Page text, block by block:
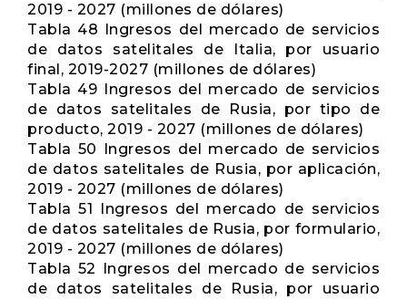
2019 - 2027 (millones de dólares)
Tabla 48 Ingresos del mercado de servicios
de datos satelitales de Italia, por usuario
final, 2019-2027 (millones de dólares)
Tabla 49 Ingresos del mercado de servicios
de datos satelitales de Rusia, por tipo de
producto, 2019 - 2027 (millones de dólares)
Tabla 50 Ingresos del mercado de servicios
de datos satelitales de Rusia, por aplicación,
2019 - 2027 (millones de dólares)
Tabla 51 Ingresos del mercado de servicios
de datos satelitales de Rusia, por formulario,
2019 - 2027 (millones de dólares)
Tabla 52 Ingresos del mercado de servicios
de datos satelitales de Rusia, por usuario